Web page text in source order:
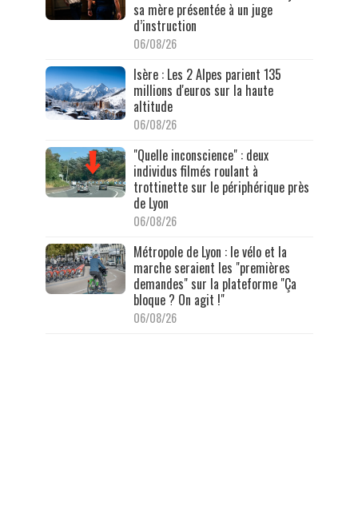
sa mère présentée à un juge
d’instruction
06/08/26
Isère : Les 2 Alpes parient 135
millions d'euros sur la haute
altitude
06/08/26
"Quelle inconscience" : deux
individus filmés roulant à
trottinette sur le périphérique près
de Lyon
06/08/26
Métropole de Lyon : le vélo et la
marche seraient les "premières
demandes" sur la plateforme "Ça
bloque ? On agit !"
06/08/26